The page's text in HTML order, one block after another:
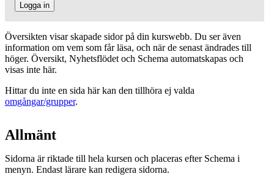
Logga in
Översikten visar skapade sidor på din kurswebb. Du ser även
information om vem som får läsa, och när de senast ändrades till
höger. Översikt, Nyhetsflödet och Schema automatskapas och
visas inte här.
Hittar du inte en sida här kan den tillhöra ej valda
omgångar/grupper.
Allmänt
Sidorna är riktade till hela kursen och placeras efter Schema i
menyn. Endast lärare kan redigera sidorna.